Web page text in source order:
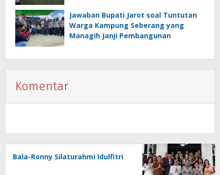
Jawaban Bupati Jarot soal Tuntutan
Warga Kampung Seberang yang
Managih Janji Pembangunan
Komentar
Bala-Ronny Silaturahmi Idulfitri